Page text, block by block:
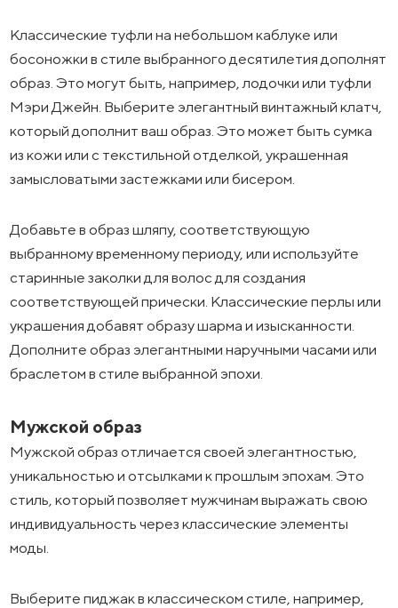
Классические туфли на небольшом каблуке или
босоножки в стиле выбранного десятилетия дополнят
образ. Это могут быть, например, лодочки или туфли
Мэри Джейн. Выберите элегантный винтажный клатч,
который дополнит ваш образ. Это может быть сумка
из кожи или с текстильной отделкой, украшенная
замысловатыми застежками или бисером.
Добавьте в образ шляпу, соответствующую
выбранному временному периоду, или используйте
старинные заколки для волос для создания
соответствующей прически. Классические перлы или
украшения добавят образу шарма и изысканности.
Дополните образ элегантными наручными часами или
браслетом в стиле выбранной эпохи.
Мужской образ
Мужской образ отличается своей элегантностью,
уникальностью и отсылками к прошлым эпохам. Это
стиль, который позволяет мужчинам выражать свою
индивидуальность через классические элементы
моды.
Выберите пиджак в классическом стиле, например,